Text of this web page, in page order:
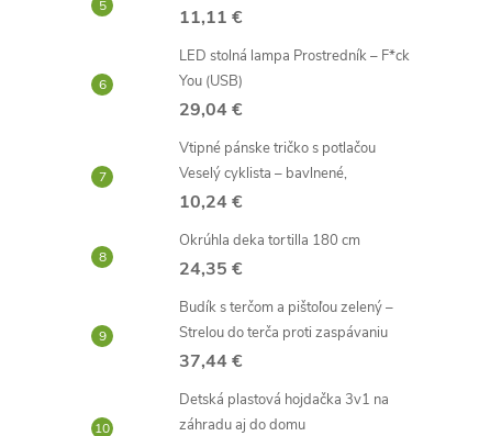
11,11 €
LED stolná lampa Prostredník – F*ck
You (USB)
29,04 €
Vtipné pánske tričko s potlačou
Veselý cyklista – bavlnené,
10,24 €
Okrúhla deka tortilla 180 cm
24,35 €
Budík s terčom a pištoľou zelený –
Strelou do terča proti zaspávaniu
37,44 €
Detská plastová hojdačka 3v1 na
záhradu aj do domu